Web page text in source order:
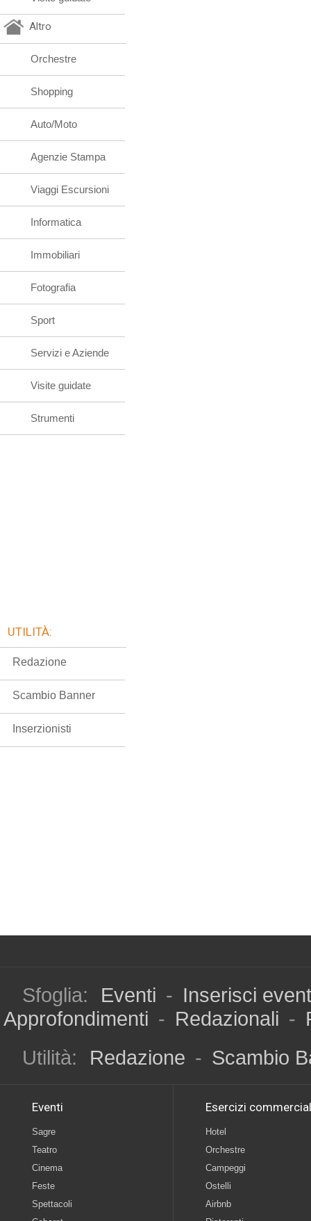
Altro
Orchestre
Shopping
Auto/Moto
Agenzie Stampa
Viaggi Escursioni
Informatica
Immobiliari
Fotografia
Sport
Servizi e Aziende
Visite guidate
Strumenti
UTILITÀ:
Redazione
Scambio Banner
Inserzionisti
Sfoglia: Eventi - Inserisci
Approfondimenti - Redazionali -
Utilità:
Redazione - Scambio
Eventi
Sagre
Teatro
Cinema
Feste
Spettacoli
Esercizi
Hotel
Orchestre
Campeggi
Ostelli
Airbnb